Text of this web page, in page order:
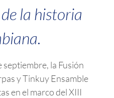
la historia
septiembre, la Fusión
y Tinkuy Ensamble
en el marco del XIII